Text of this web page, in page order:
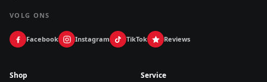
VOLG ONS
Facebook Instagram TikTok Reviews
Shop Service